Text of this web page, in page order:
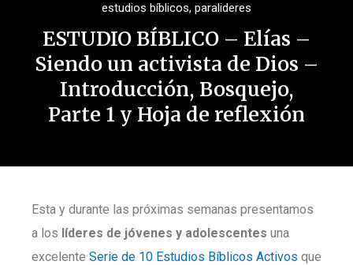
estudios bíblicos, paralideres
ESTUDIO BÍBLICO – Elías –
Siendo un activista de Dios –
Introducción, Bosquejo,
Parte 1 y Hoja de reflexión
Esta y durante las próximas semanas presentamos
a los líderes de jóvenes y adolescentes una
excelente Serie de 10 Estudios Bíblicos Activos que